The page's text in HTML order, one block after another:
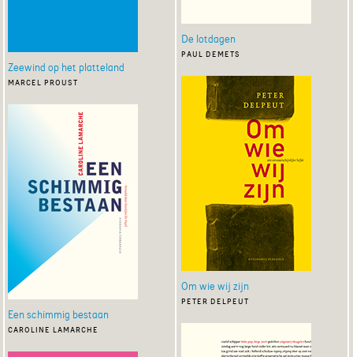
Zeewind op het platteland
marcel proust
Een schimmig bestaan
caroline lamarche
De lotdagen
paul demets
Om wie wij zijn
peter delpeut